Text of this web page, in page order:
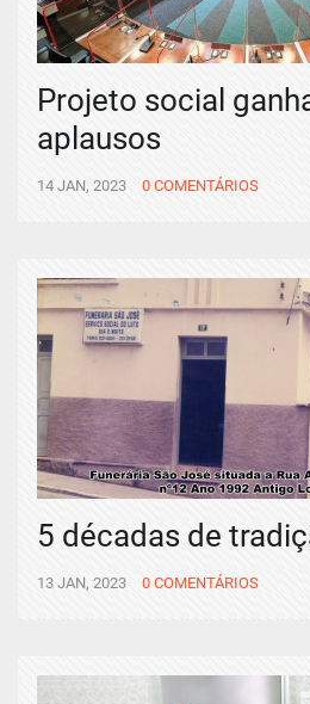
Projeto social
aplausos
14 JAN, 2023 0 COMENTÁRIOS
5 décadas de
13 JAN, 2023 0 COMENTÁRIOS